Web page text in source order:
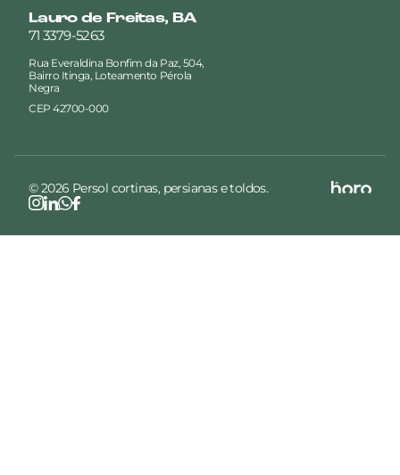
Lauro de Freitas, BA
71 3379-5263
Rua Everaldina Bonfim da Paz, 504,
Bairro Itinga, Loteamento Pérola
Negra
CEP 42700-000
© 2026 Persol cortinas, persianas e toldos.